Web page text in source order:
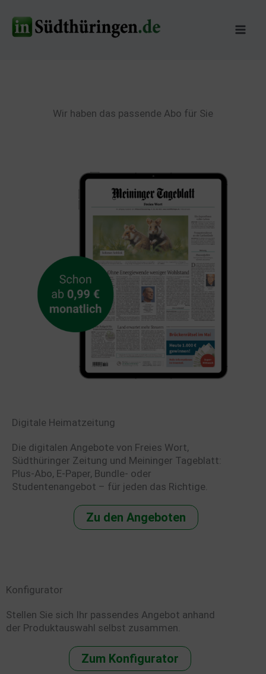
Inhalt
springen
Wir haben das passende Abo für Sie
Digitale Heimatzeitung
Die digitalen Angebote von Freies Wort,
Südthüringer Zeitung und Meininger Tageblatt:
Plus-Abo, E-Paper, Bundle- oder
Studentenangebot – für jeden das Richtige.
Zu den Angeboten
Konfigurator
Stellen Sie sich Ihr passendes Angebot anhand
der Produktauswahl selbst zusammen.
Zum Konfigurator